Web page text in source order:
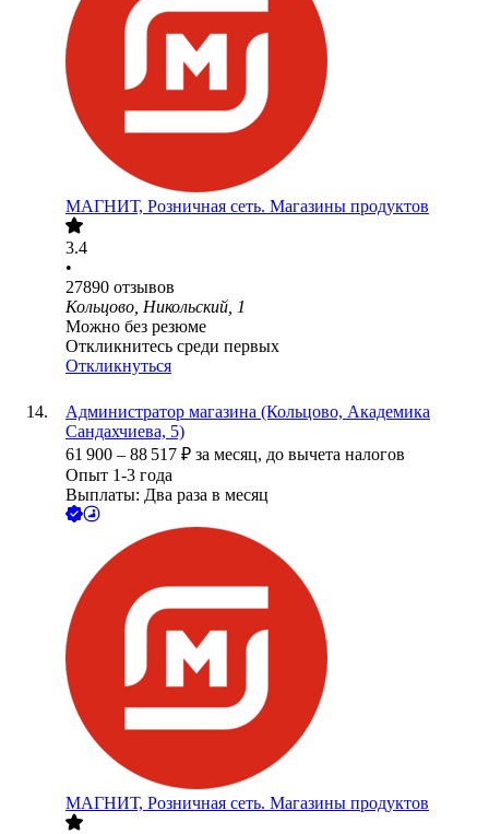
МАГНИТ, Розничная сеть. Магазины продуктов
3.4
•
27890 отзывов
Кольцово, Никольский, 1
Можно без резюме
Откликнитесь среди первых
Откликнуться
Администратор магазина (Кольцово, Академика
Сандахчиева, 5)
61 900 – 88 517 ₽ за месяц, до вычета налогов
Опыт 1-3 года
Выплаты: Два раза в месяц
МАГНИТ, Розничная сеть. Магазины продуктов